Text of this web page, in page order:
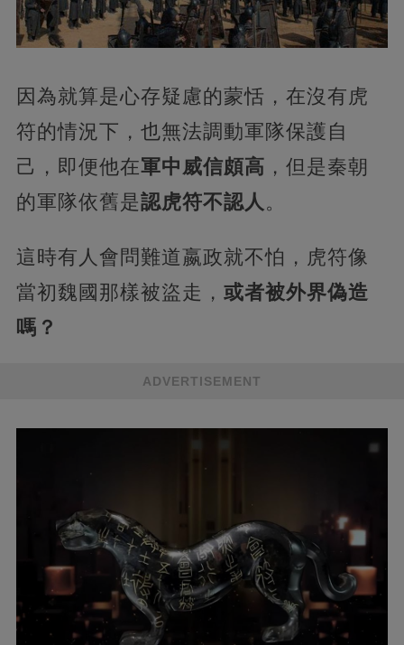
因為就算是心存疑慮的蒙恬，在沒有虎
符的情況下，也無法調動軍隊保護自
己，即便他在軍中威信頗高 ，但是秦朝
的軍隊依舊是認虎符不認人 。
這時有人會問難道嬴政就不怕，虎符像
當初魏國那樣被盜走， 或者被外界偽造
嗎？
ADVERTISEMENT